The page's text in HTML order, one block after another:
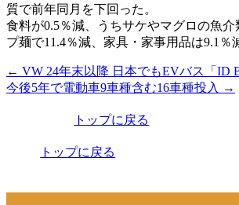
質で前年同月を下回った。
食料が0.5％減、うちサケやマグロの魚介
プ麺で11.4％減、家具・家事用品は9.1％
投
稿
← VW 24年末以降 日本でもEVバス「ID
今後5年で電動車9車種含む16車種投入 →
トップに戻る
トップに戻る